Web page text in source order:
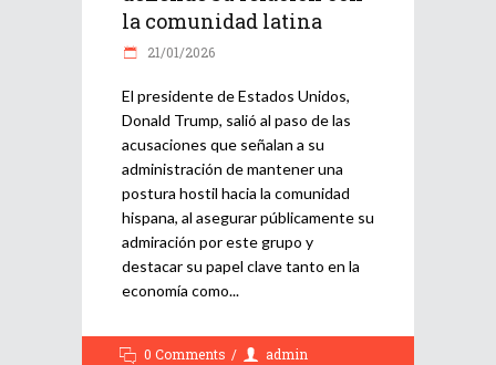
la comunidad latina
21/01/2026
El presidente de Estados Unidos,
Donald Trump, salió al paso de las
acusaciones que señalan a su
administración de mantener una
postura hostil hacia la comunidad
hispana, al asegurar públicamente su
admiración por este grupo y
destacar su papel clave tanto en la
economía como
0 Comments
admin